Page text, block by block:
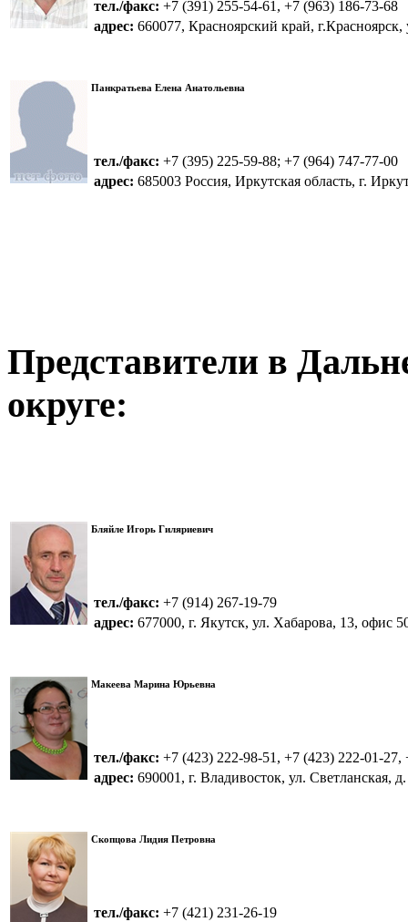
тел./факс: +7 (391) 255-54-61, +7 (963) 186-73-68
адрес: 660077, Красноярский край,
Панкратьева Елена Анатольевна
тел./факс: +7 (395) 225-59-88; +7 (964) 747-77-00
адрес: 685003 Россия, Иркутская область, г.
Представители в
округе:
Бляйле Игорь Гиляриевич
тел./факс: +7 (914) 267-19-79
адрес: 677000, г. Якутск, ул. Хабарова, 13, офис
Макеева Марина Юрьевна
тел./факс: +7 (423) 222-98-51, +7 (423) 222-01-27,
адрес: 690001, г. Владивосток, ул. Светланская,
Скопцова Лидия Петровна
тел./факс: +7 (421) 231-26-19